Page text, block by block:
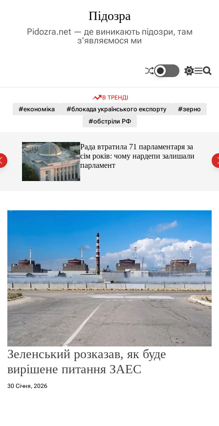
у
Підозра
Pidozra.net — де виникають підозри, там
з'являємося ми
П
м
к
о
о
г
р
е
ж
и
м
у
М П
В ТРЕНДІ
#економіка #блокада українського експорту
#зерно
#обстріли РФ
Рада втратила 71 парламентаря за
сім років: чому нардепи залишали
парламент
Зеленський розказав, як буде
вирішене питання ЗАЕС
30 Січня, 2026